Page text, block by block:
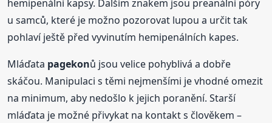
hemipenální kapsy. Dalším znakem jsou preanální póry
u samců, které je možno pozorovat lupou a určit tak
pohlaví ještě před vyvinutím hemipenálních kapes.
Mláďata pagekonů jsou velice pohyblivá a dobře
skáčou. Manipulaci s těmi nejmenšími je vhodné omezit
na minimum, aby nedošlo k jejich poranění. Starší
mláďata je možné přivykat na kontakt s člověkem –